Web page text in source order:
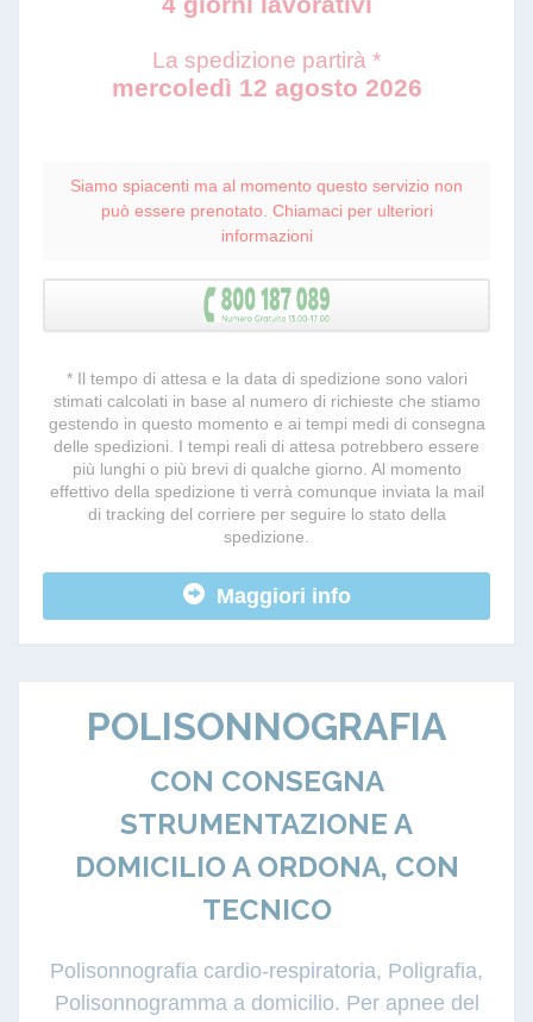
La spedizione partirà *
mercoledì 12 agosto 2026
Siamo spiacenti ma al momento questo servizio non
può essere prenotato. Chiamaci per ulteriori
informazioni
* Il tempo di attesa e la data di spedizione sono valori
stimati calcolati in base al numero di richieste che stiamo
gestendo in questo momento e ai tempi medi di consegna
delle spedizioni. I tempi reali di attesa potrebbero essere
più lunghi o più brevi di qualche giorno. Al momento
effettivo della spedizione ti verrà comunque inviata la mail
di tracking del corriere per seguire lo stato della
spedizione.
Maggiori info
POLISONNOGRAFIA
CON CONSEGNA
STRUMENTAZIONE A
DOMICILIO A ORDONA, CON
TECNICO
Polisonnografia cardio-respiratoria, Poligrafia,
Polisonnogramma a domicilio. Per apnee del